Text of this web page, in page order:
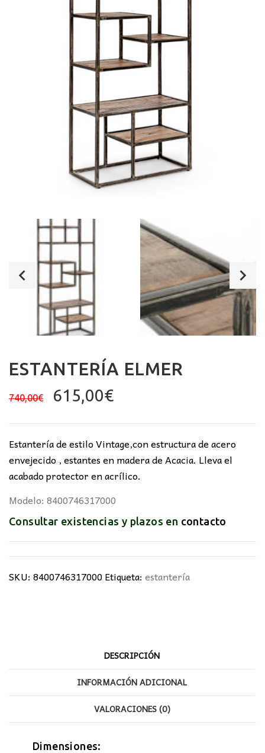
ESTANTERÍA ELMER
740,00€
El
original
era:
740,00€.
615,00€El
actual
es:
615,00€.
Estantería de estilo Vintage,con estructura de acero
envejecido , estantes en madera de Acacia. Lleva el
acabado protector en acrílico.
Modelo: 8400746317000
Consultar existencias y plazos en contacto
SKU: 8400746317000Etiqueta: estantería
DESCRIPCIÓN
INFORMACIÓN ADICIONAL
VALORACIONES (0)
Dimensiones: